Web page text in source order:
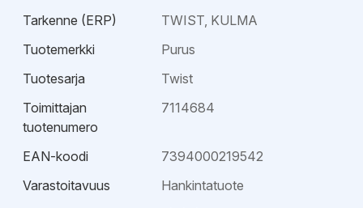
Tarkenne (ERP)
TWIST, KULMA
Tuotemerkki
Purus
Tuotesarja
Twist
Toimittajan
tuotenumero
7114684
EAN-koodi
7394000219542
Varastoitavuus
Hankintatuote